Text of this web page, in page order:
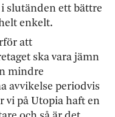
slutänden ett bättre
enkelt.
att
ska vara jämn
mindre
avvikelse periodvis
vi på Utopia haft en